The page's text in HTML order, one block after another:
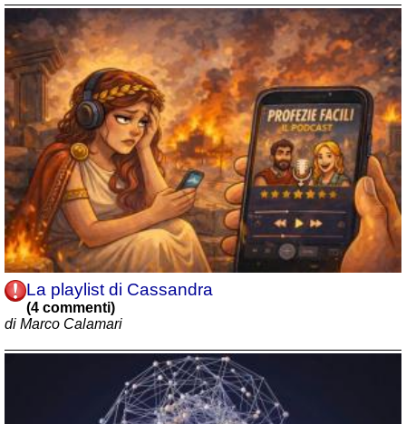
La playlist di Cassandra
(4 commenti)
di Marco Calamari